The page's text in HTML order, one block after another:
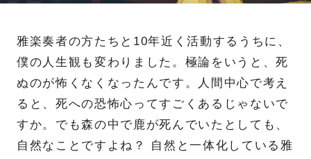
雅楽奏者の方たちと10年近く活動するうちに、
僕の人生観も変わりました。極論をいうと、死
ぬのが怖くなくなったんです。人間中心で考え
ると、死への恐怖心ってすごくあるじゃないで
すか。でも森の中で鹿が死んでいたとしても、
自然なことですよね？ 自然と一体化している雅